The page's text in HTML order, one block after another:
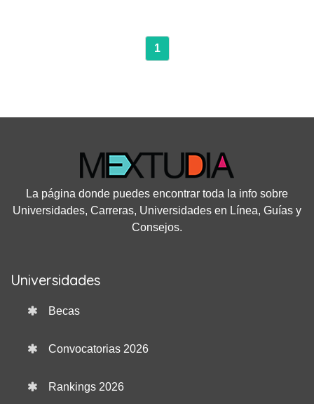
1
La página donde puedes encontrar toda la info sobre
Universidades, Carreras, Universidades en Línea, Guías y
Consejos.
Universidades
Becas
Convocatorias 2026
Rankings 2026